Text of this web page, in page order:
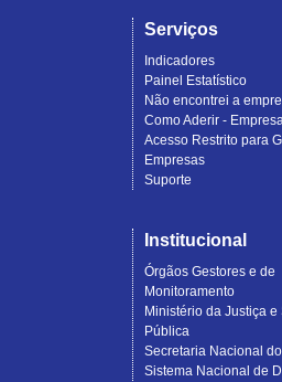
Serviços
Indicadores
Painel Estatístico
Não encontrei a
Como Aderir -
Acesso Restrito para
Empresas
Suporte
Institucional
Órgãos Gestores e de
Monitoramento
Ministério da Justiça e
Pública
Secretaria Nacional
Sistema Nacional de